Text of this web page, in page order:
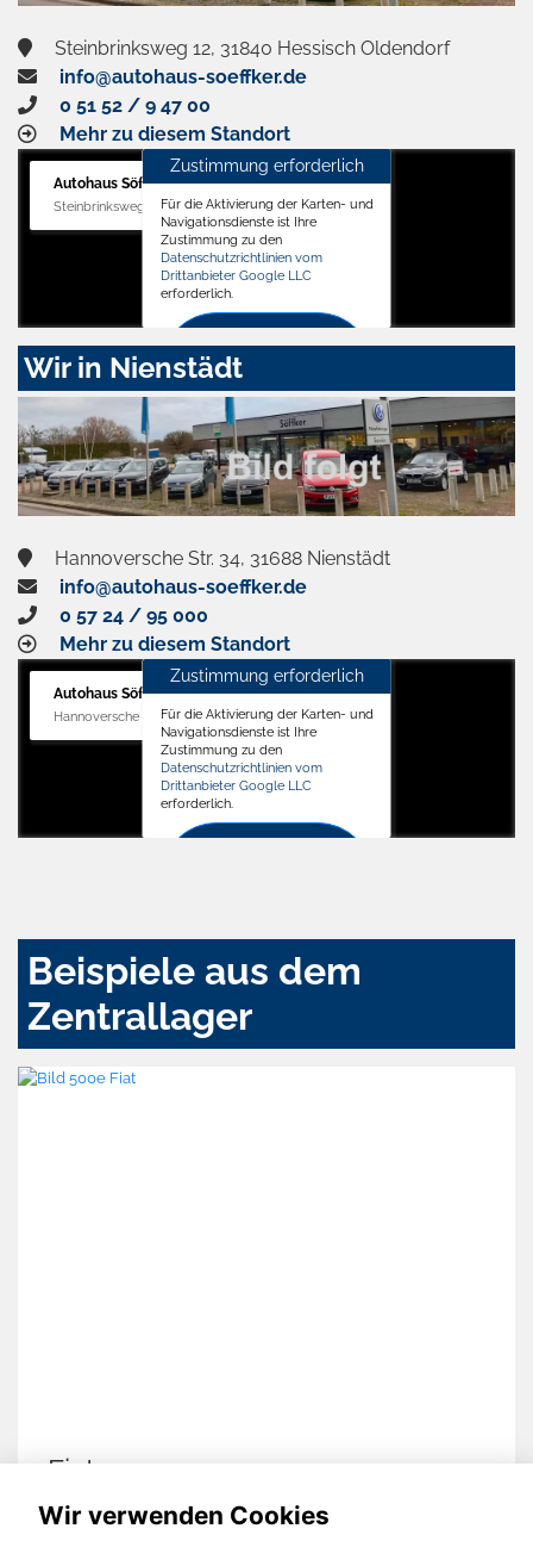
Steinbrinksweg 12, 31840 Hessisch Oldendorf
info@autohaus-soeffker.de
0 51 52 / 9 47 00
Mehr zu diesem Standort
Autohaus Söffker GmbH
Steinbrinksweg 12, 31840 Hessisch Oldendorf
Zustimmung erforderlich
Für die Aktivierung der Karten- und
Navigationsdienste ist Ihre
Zustimmung zu den
Datenschutzrichtlinien vom
Drittanbieter Google LLC
erforderlich.
Zustimmen
aktivieren
Wir in Nienstädt
Hannoversche Str. 34, 31688 Nienstädt
info@autohaus-soeffker.de
0 57 24 / 95 000
Mehr zu diesem Standort
Autohaus Söffker GmbH
Hannoversche Str. 34, 31688 Nienstädt
Zustimmung erforderlich
Für die Aktivierung der Karten- und
Navigationsdienste ist Ihre
Zustimmung zu den
Datenschutzrichtlinien vom
Drittanbieter Google LLC
erforderlich.
Beispiele aus dem
Zentrallager
Nissan Juke
Wir verwenden Cookies